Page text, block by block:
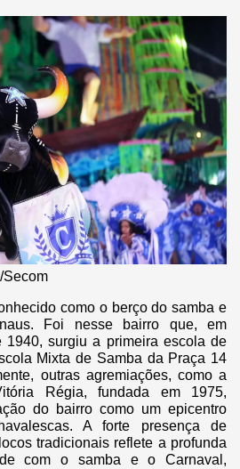
Secom
como o berço do samba e
Foi nesse bairro que, em
1940, surgiu a primeira escola de
Mixta de Samba da Praça 14
outras agremiações, como a
Régia, fundada em 1975,
do bairro como um epicentro
A forte presença de
tradicionais reflete a profunda
com o samba e o Carnaval,